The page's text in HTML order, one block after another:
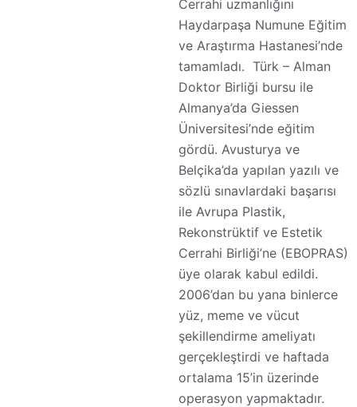
Cerrahi uzmanlığını
Haydarpaşa Numune Eğitim
ve Araştırma Hastanesi’nde
tamamladı. Türk – Alman
Doktor Birliği bursu ile
Almanya’da Giessen
Üniversitesi’nde eğitim
gördü. Avusturya ve
Belçika’da yapılan yazılı ve
sözlü sınavlardaki başarısı
ile Avrupa Plastik,
Rekonstrüktif ve Estetik
Cerrahi Birliği’ne (EBOPRAS)
üye olarak kabul edildi.
2006’dan bu yana binlerce
yüz, meme ve vücut
şekillendirme ameliyatı
gerçekleştirdi ve haftada
ortalama 15’in üzerinde
operasyon yapmaktadır.